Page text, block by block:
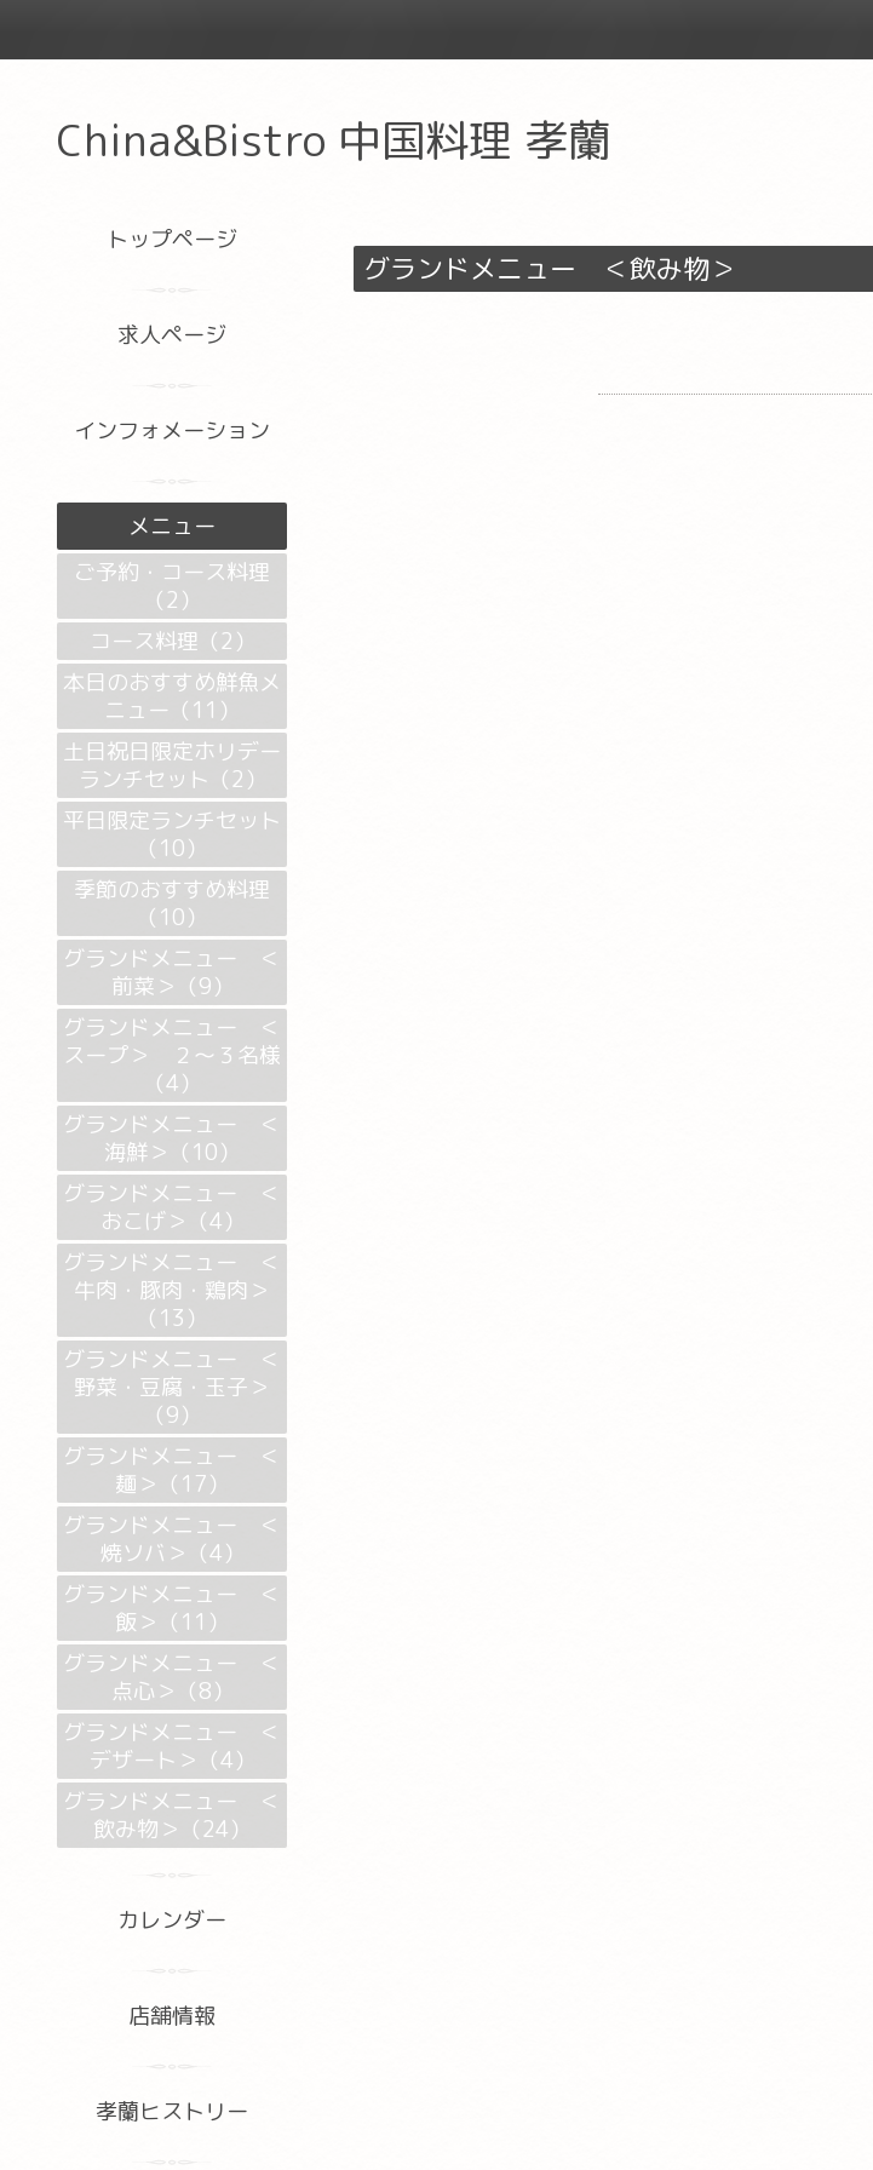
China&Bistro 中国料理 孝蘭
グランドメニュー ＜飲み物＞
トップページ
求人ページ
インフォメーション
メニュー
ご予約・コース料理
（2）
コース料理（2）
本日のおすすめ鮮魚メ
ニュー（11）
土日祝日限定ホリデー
ランチセット（2）
平日限定ランチセット
（10）
季節のおすすめ料理
（10）
グランドメニュー ＜
前菜＞（9）
グランドメニュー ＜
スープ＞ ２～３名様
（4）
グランドメニュー ＜
海鮮＞（10）
グランドメニュー ＜
おこげ＞（4）
グランドメニュー ＜
牛肉・豚肉・鶏肉＞
（13）
グランドメニュー ＜
野菜・豆腐・玉子＞
（9）
グランドメニュー ＜
麺＞（17）
グランドメニュー ＜
焼ソバ＞（4）
グランドメニュー ＜
飯＞（11）
グランドメニュー ＜
点心＞（8）
グランドメニュー ＜
デザート＞（4）
グランドメニュー ＜
飲み物＞（24）
カレンダー
店舗情報
孝蘭ヒストリー